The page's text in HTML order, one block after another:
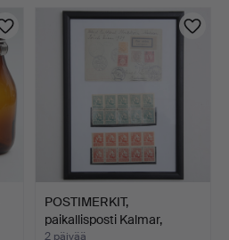
POSTIMERKIT,
paikallisposti Kalmar,
2 päivää